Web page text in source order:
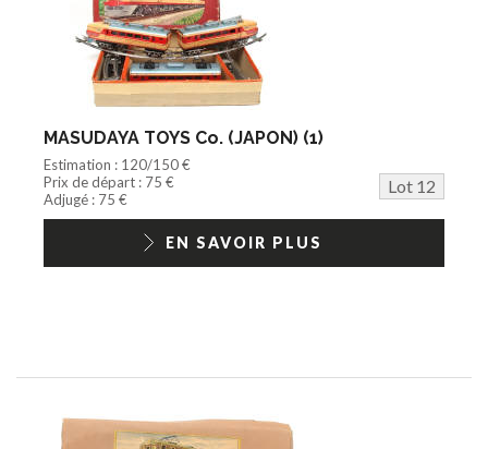
MASUDAYA TOYS Co. (JAPON) (1)
Estimation : 120/150 €
Prix de départ : 75 €
Lot 12
Adjugé : 75 €
EN SAVOIR PLUS